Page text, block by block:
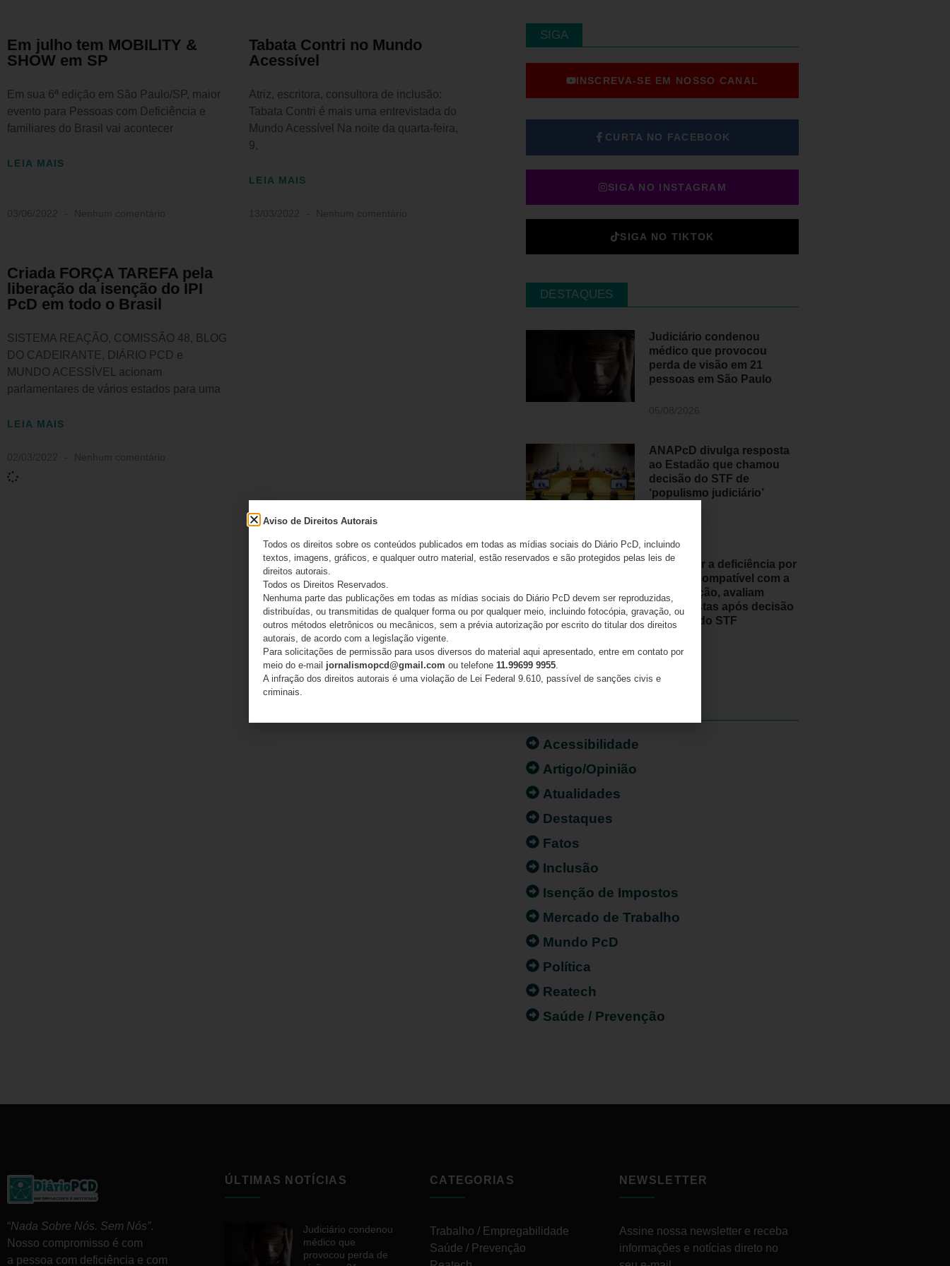
Em julho tem MOBILITY &
SHOW em SP
Em sua 6ª edição em São Paulo/SP, maior
evento para Pessoas com Deficiência e
familiares do Brasil vai acontecer
LEIA MAIS
Tabata Contri no Mundo
Acessível
Atriz, escritora, consultora de inclusão:
Tabata Contri é mais uma entrevistada do
Mundo Acessível Na noite da quarta-feira,
9,
LEIA MAIS
Criada FORÇA TAREFA pela
liberação da isenção do IPI
PcD em todo o Brasil
SISTEMA REAÇÃO, COMISSÃO 48, BLOG
DO CADEIRANTE, DIÁRIO PCD e
MUNDO ACESSÍVEL acionam
parlamentares de vários estados para uma
LEIA MAIS
SIGA
INSCREVA-SE EM NOSSO CANAL
CURTA NO FACEBOOK
SIGA NO INSTAGRAM
SIGA NO TIKTOK
DESTAQUES
Judiciário condenou
médico que provocou
perda de visão em 21
pessoas em São Paulo
ANAPcD divulga resposta
ao Estadão que chamou
decisão do STF de
‘populismo judiciário’
Classificar a deficiência por
grau é incompatível com a
Constituição, avaliam
especialistas após decisão
histórica do STF
04/08/2026
Acessibilidade
Artigo/Opinião
Atualidades
Destaques
Fatos
Inclusão
Isenção de Impostos
Mercado de Trabalho
Mundo PcD
Política
Reatech
Saúde / Prevenção
“Nada Sobre Nós. Sem Nós”.
Nosso compromisso é com
a pessoa com deficiência e com
ÚLTIMAS NOTÍCIAS
Judiciário condenou
médico que
provocou perda de
CATEGORIAS
Trabalho / Empregabilidade
Saúde / Prevenção
NEWSLETTER
Assine nossa newsletter e receba
informações e notícias direto no
Aviso de Direitos Autorais
Todos os direitos sobre os conteúdos publicados em todas as mídias sociais do Diário PcD, incluindo
textos, imagens, gráficos, e qualquer outro material, estão reservados e são protegidos pelas leis de
direitos autorais.
Todos os Direitos Reservados.
Nenhuma parte das publicações em todas as mídias sociais do Diário PcD devem ser reproduzidas,
distribuídas, ou transmitidas de qualquer forma ou por qualquer meio, incluindo fotocópia, gravação, ou
outros métodos eletrônicos ou mecânicos, sem a prévia autorização por escrito do titular dos direitos
autorais, de acordo com a legislação vigente.
Para solicitações de permissão para usos diversos do material aqui apresentado, entre em contato por
meio do e-mail jornalismopcd@gmail.com ou telefone 11.99699 9955.
A infração dos direitos autorais é uma violação de Lei Federal 9.610, passível de sanções civis e
criminais.